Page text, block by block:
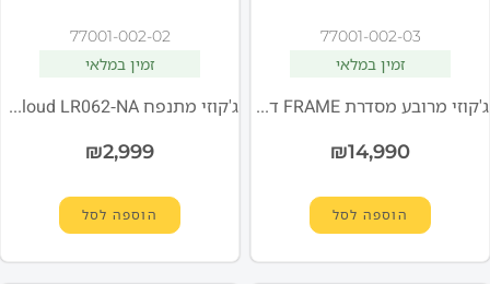
77001-002-03
זמין במלאי
ג'קוזי מרובע מסדרת FRAME דגם OSLO Aero PLUS מבית MSPA F-OS063WAP
₪14,990
הוספה לסל
77001-002-02
זמין במלאי
ג'קוזי מתנפח Cloud LR062-NA מבית MSpa – מתאים ל־6 אנשים
₪2,999
הוספה לסל